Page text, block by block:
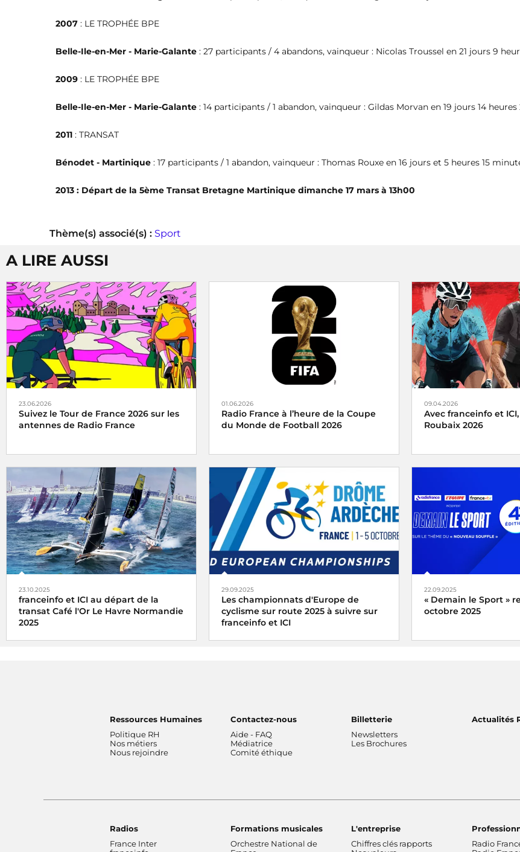
2007 : LE TROPHÉE BPE
Belle-Ile-en-Mer - Marie-Galante : 27 participants / 4 abandons, vainqueur : Nicolas Troussel en 21 jours 9
2009 : LE TROPHÉE BPE
Belle-Ile-en-Mer - Marie-Galante : 14 participants / 1 abandon, vainqueur : Gildas Morvan en 19 jours 14
2011 : TRANSAT
Bénodet - Martinique : 17 participants / 1 abandon, vainqueur : Thomas Rouxe en 16 jours et 5 heures 15
2013 : Départ de la 5ème Transat Bretagne Martinique dimanche 17 mars à 13h00
Thème(s) associé(s) : Sport
A LIRE AUSSI
23.06.2026
Suivez le Tour de France 2026 sur les
antennes de Radio France
Radio France, média officiel du Tour de
France 2026
01.06.2026
Radio France à l’heure de la Coupe
du Monde de Football 2026
Radio France mobilise ses antennes à
l’occasion de la Coupe du Monde de
Football 2026, qui se tiendra du 11 juin
2026 au 19 juillet aux États-Unis, au
Canada et au Mexique.
09.04.2026
Avec franceinfo et
Roubaix 2026
Avec franceinfo et ici,
Roubaix femmes et
dimanche 12 avril 2026
23.10.2025
franceinfo et ICI au départ de la
transat Café l'Or Le Havre Normandie
2025
29.09.2025
Les championnats d'Europe de
cyclisme sur route 2025 à suivre sur
franceinfo et ICI
22.09.2025
« Demain le Sport »
octobre 2025
Ressources Humaines
Politique RH
Nos métiers
Nous rejoindre
Contactez-nous
Aide - FAQ
Médiatrice
Comité éthique
Billetterie
Newsletters
Les Brochures
Actualités
Radios
France Inter
Formations musicales
Orchestre National de
L'entreprise
Chiffres clés rapports
Radio